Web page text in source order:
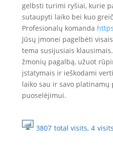
gelbsti turimi ryšiai, kurie
sutaupyti laiko bei kuo
Profesionalų komanda
Jūsų įmonei pagelbėti
tema susijusiais
žmonių pagalbą, užuot
įstatymais ir ieškodami
laiko sau ir savo
puoselėjimui.
3807 total visits, 4